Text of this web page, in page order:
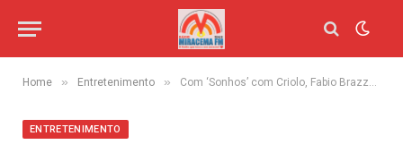
Home » Entretenimento » Com ‘Sonhos’ com Criolo, Fabio Brazza abre alas para álbum em que versa com Ferrugem, Prettos e Xande de Pilares
ENTRETENIMENTO